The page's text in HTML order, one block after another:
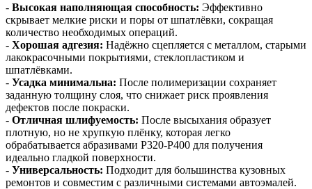
- Высокая наполняющая способность: Эффективно
скрывает мелкие риски и поры от шпатлёвки, сокращая
количество необходимых операций.
- Хорошая адгезия: Надёжно сцепляется с металлом, старыми
лакокрасочными покрытиями, стеклопластиком и
шпатлёвками.
- Усадка минимальна: После полимеризации сохраняет
заданную толщину слоя, что снижает риск проявления
дефектов после покраски.
- Отличная шлифуемость: После высыхания образует
плотную, но не хрупкую плёнку, которая легко
обрабатывается абразивами P320-P400 для получения
идеально гладкой поверхности.
- Универсальность: Подходит для большинства кузовных
ремонтов и совместим с различными системами автоэмалей.